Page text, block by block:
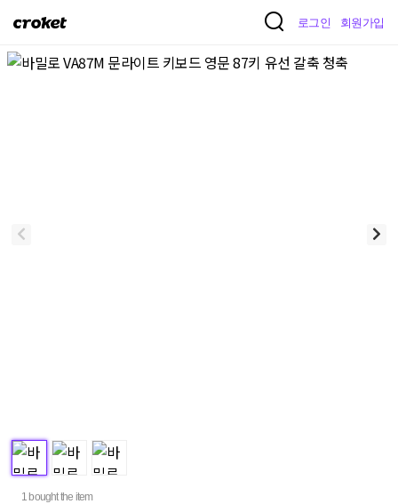
크
켓
로그인 회원가입
1 bought the item